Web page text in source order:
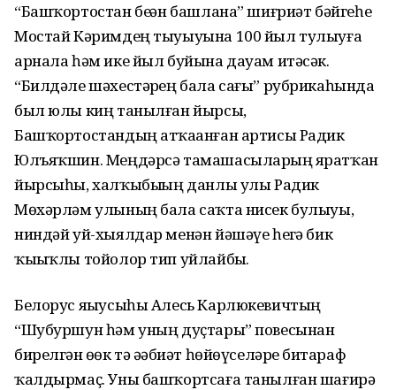
“Башҡортостан беҙҙән башлана” шиғриәт бәйгеһе
Мостай Кәримдең тыуыуына 100 йыл тулыуға
арнала һәм ике йыл буйына дауам итәсәк.
“Билдәле шәхестәрҙең бала сағы” рубрикаһында
был юлы киң танылған йырсы,
Башҡортостандың атҡаҙанған артисы Радик
Юлъяҡшин. Меңдәрсә тамашасыларҙың яратҡан
йырсыһы, халҡыбыҙҙың данлы улы Радик
Мөхәрләм улының бала саҡта нисек булыуы,
ниндәй уй-хыялдар менән йәшәүе һеҙгә бик
ҡыҙыҡлы тойолор тип уйлайбыҙ.
Белорус яҙыусыһы Алесь Карлюкевичтың
“Шубуршун һәм уның дуҫтары” повесынан
бирелгән өҙөк тә әҙәбиәт һөйөүселәрҙе битараф
ҡалдырмаҫ. Уны башҡортсаға танылған шағирә